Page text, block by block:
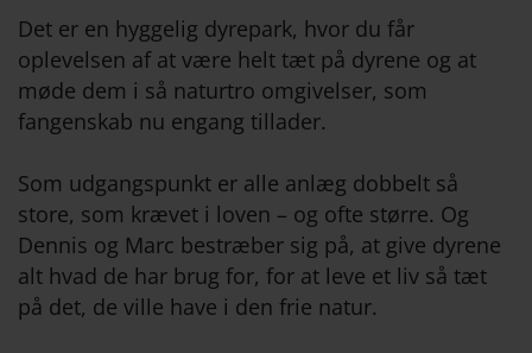
Det er en hyggelig dyrepark, hvor du får
oplevelsen af at være helt tæt på dyrene og at
møde dem i så naturtro omgivelser, som
fangenskab nu engang tillader.
Som udgangspunkt er alle anlæg dobbelt så
store, som krævet i loven – og ofte større. Og
Dennis og Marc bestræber sig på, at give dyrene
alt hvad de har brug for, for at leve et liv så tæt
på det, de ville have i den frie natur.